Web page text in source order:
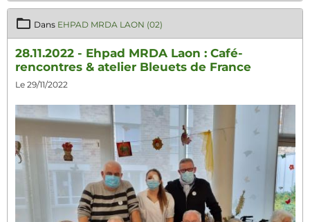
Dans EHPAD MRDA LAON (02)
28.11.2022 - Ehpad MRDA Laon : Café-
rencontres & atelier Bleuets de France
Le 29/11/2022